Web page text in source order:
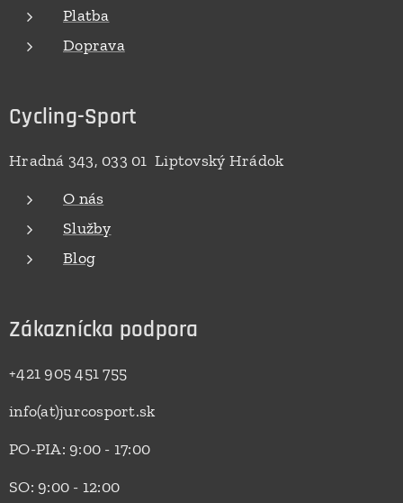
Platba
Doprava
Cycling-Sport
Hradná 343, 033 01 Liptovský Hrádok
O nás
Služby
Blog
Zákaznícka podpora
+421 905 451 755
info(at)jurcosport.sk
PO-PIA: 9:00 - 17:00
SO: 9:00 - 12:00